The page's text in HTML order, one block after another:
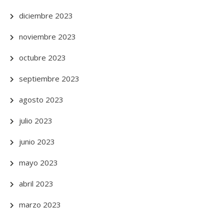
diciembre 2023
noviembre 2023
octubre 2023
septiembre 2023
agosto 2023
julio 2023
junio 2023
mayo 2023
abril 2023
marzo 2023